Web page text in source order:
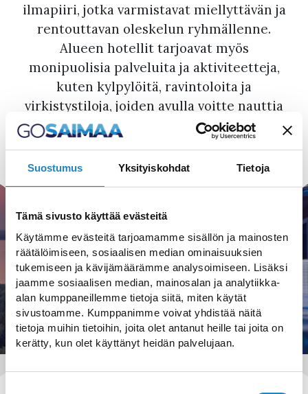
Suostumus Yksityiskohdat Tietoja
Tämä sivusto käyttää evästeitä
Käytämme evästeitä tarjoamamme sisällön ja mainosten
räätälöimiseen, sosiaalisen median ominaisuuksien
tukemiseen ja kävijämäärämme analysoimiseen. Lisäksi
jaamme sosiaalisen median, mainosalan ja analytiikka-
alan kumppaneillemme tietoja siitä, miten käytät
sivustoamme. Kumppanimme voivat yhdistää näitä
tietoja muihin tietoihin, joita olet antanut heille tai joita on
kerätty, kun olet käyttänyt heidän palvelujaan.
ilmapiiri, jotka varmistavat miellyttävän ja
rentouttavan oleskelun ryhmällenne.
Alueen hotellit tarjoavat myös
monipuolisia palveluita ja aktiviteetteja,
kuten kylpylöitä, ravintoloita ja
virkistystiloja, joiden avulla voitte nauttia
täysin siemauksin vierailustanne.
IMATRAN KYLPYLÄ
Itä-Suomen monipuolisin kylpylähotelli